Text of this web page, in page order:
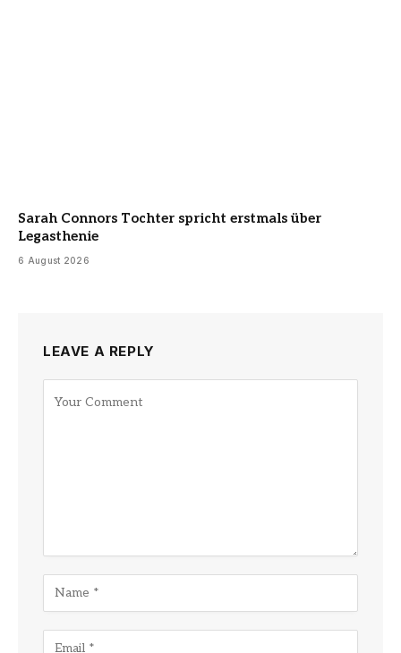
Sarah Connors Tochter spricht erstmals über
Legasthenie
6 August 2026
LEAVE A REPLY